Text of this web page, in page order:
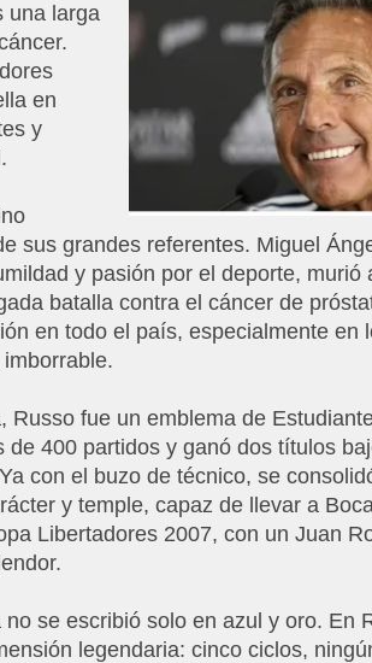
una larga
en
y
sus grandes referentes. Miguel
y pasión por el deporte, murió
batalla contra el cáncer de
en todo el país, especialmente en
Russo fue un emblema de
de 400 partidos y ganó dos títulos
con el buzo de técnico, se
y temple, capaz de llevar a
Libertadores 2007, con un Juan
no se escribió solo en azul y oro. En
legendaria: cinco ciclos,